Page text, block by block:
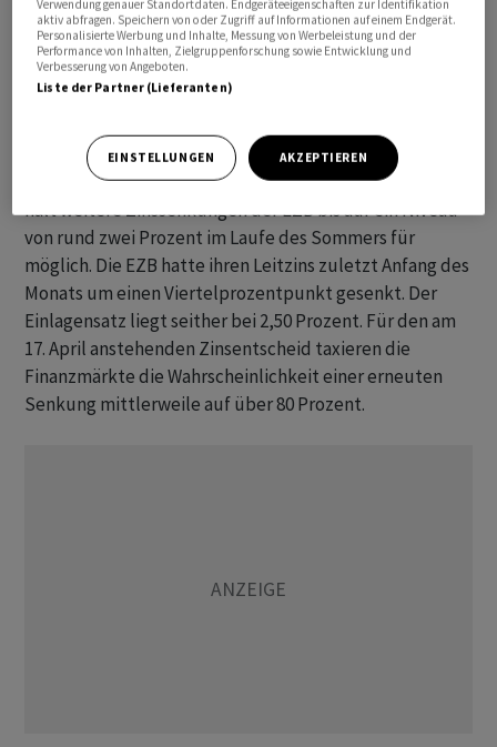
an: Experten erwarten einen Rückgang der
Teuerungsrate auf 2,2 von 2,3 Prozent im Februar.
Das Ziel der Europäischen Zentralbank (EZB), die Mitte
einer Rate von zwei Prozent im Euroraum. Der
französische Notenbankchef Francois Villeroy de Galhau
hält weitere Zinssenkungen der EZB bis auf ein Niveau
von rund zwei Prozent im Laufe des Sommers für
möglich. Die EZB hatte ihren Leitzins zuletzt Anfang des
Monats um einen Viertelprozentpunkt gesenkt. Der
Einlagensatz liegt seither bei 2,50 Prozent. Für den am
17. April anstehenden Zinsentscheid taxieren die
Finanzmärkte die Wahrscheinlichkeit einer erneuten
Senkung mittlerweile auf über 80 Prozent.
Verwendung genauer Standortdaten. Endgeräteeigenschaften zur Identifikation
aktiv abfragen. Speichern von oder Zugriff auf Informationen auf einem Endgerät.
Personalisierte Werbung und Inhalte, Messung von Werbeleistung und der
Performance von Inhalten, Zielgruppenforschung sowie Entwicklung und
Verbesserung von Angeboten.
Liste der Partner (Lieferanten)
EINSTELLUNGEN AKZEPTIEREN